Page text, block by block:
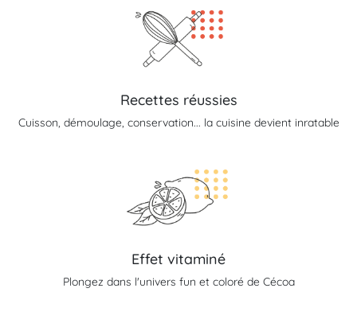
Recettes réussies
Cuisson, démoulage, conservation... la cuisine devient inratable
Effet vitaminé
Plongez dans l'univers fun et coloré de Cécoa